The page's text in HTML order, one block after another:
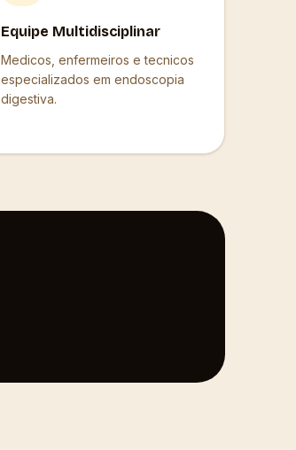
Equipe Multidisciplinar
Medicos, enfermeiros e tecnicos
especializados em endoscopia
digestiva.